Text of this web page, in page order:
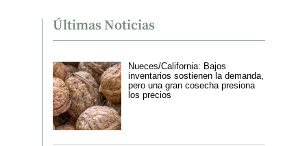
Últimas Noticias
Nueces/California: Bajos
inventarios sostienen la demanda,
pero una gran cosecha presiona
los precios